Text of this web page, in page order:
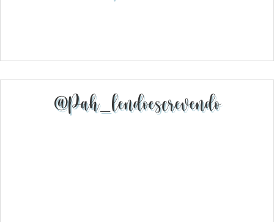
@pah_lendoescrevendo